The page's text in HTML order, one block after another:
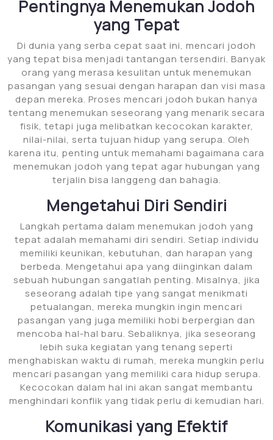
Pentingnya Menemukan Jodoh
yang Tepat
Di dunia yang serba cepat saat ini, mencari jodoh
yang tepat bisa menjadi tantangan tersendiri. Banyak
orang yang merasa kesulitan untuk menemukan
pasangan yang sesuai dengan harapan dan visi masa
depan mereka. Proses mencari jodoh bukan hanya
tentang menemukan seseorang yang menarik secara
fisik, tetapi juga melibatkan kecocokan karakter,
nilai-nilai, serta tujuan hidup yang serupa. Oleh
karena itu, penting untuk memahami bagaimana cara
menemukan jodoh yang tepat agar hubungan yang
terjalin bisa langgeng dan bahagia.
Mengetahui Diri Sendiri
Langkah pertama dalam menemukan jodoh yang
tepat adalah memahami diri sendiri. Setiap individu
memiliki keunikan, kebutuhan, dan harapan yang
berbeda. Mengetahui apa yang diinginkan dalam
sebuah hubungan sangatlah penting. Misalnya, jika
seseorang adalah tipe yang sangat menikmati
petualangan, mereka mungkin ingin mencari
pasangan yang juga memiliki hobi berpergian dan
mencoba hal-hal baru. Sebaliknya, jika seseorang
lebih suka kegiatan yang tenang seperti
menghabiskan waktu di rumah, mereka mungkin perlu
mencari pasangan yang memiliki cara hidup serupa.
Kecocokan dalam hal ini akan sangat membantu
menghindari konflik yang tidak perlu di kemudian hari.
Komunikasi yang Efektif